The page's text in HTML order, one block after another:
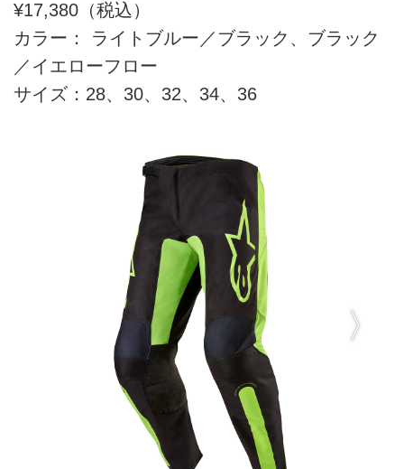
¥17,380（税込）
カラー： ライトブルー／ブラック、ブラック
／イエローフロー
サイズ：28、30、32、34、36